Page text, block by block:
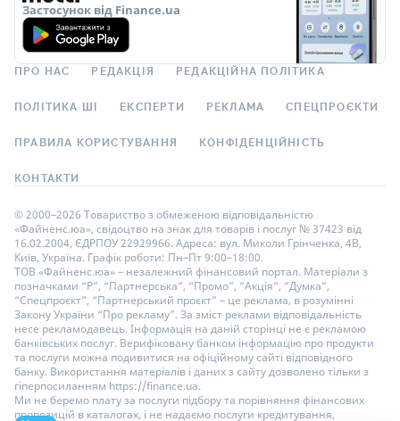
Застосунок від Finance.ua
ПРО НАС РЕДАКЦІЯ РЕДАКЦІЙНА ПОЛІТИКА
ПОЛІТИКА ШІ ЕКСПЕРТИ РЕКЛАМА СПЕЦПРОЄКТИ
ПРАВИЛА КОРИСТУВАННЯ КОНФІДЕНЦІЙНІСТЬ
КОНТАКТИ
© 2000–2026 Товариство з обмеженою відповідальністю
«Файненс.юа», свідоцтво на знак для товарів і послуг № 37423 від
16.02.2004, ЄДРПОУ 22929966. Адреса: вул. Миколи Грінченка, 4В,
Київ, Україна. Графік роботи: Пн–Пт 9:00–18:00.
ТОВ «Файненс.юа» – незалежний фінансовий портал. Матеріали з
позначками “Р”, “Партнерська”, “Промо”, “Акція”, “Думка”,
“Спецпроєкт”, “Партнерський проєкт” – це реклама, в розумінні
Закону України “Про рекламу”. За зміст реклами відповідальність
несе рекламодавець. Інформація на даній сторінці не є рекламою
банківських послуг. Верифіковану банком інформацію про продукти
та послуги можна подивитися на офіційному сайті відповідного
банку. Використання матеріалів і даних з сайту дозволено тільки з
гіперпосиланням https://finance.ua.
Ми не беремо плату за послуги підбору та порівняння фінансових
пропозицій в каталогах, і не надаємо послуги кредитування,